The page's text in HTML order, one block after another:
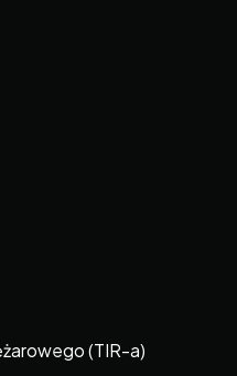
(TIR-a)